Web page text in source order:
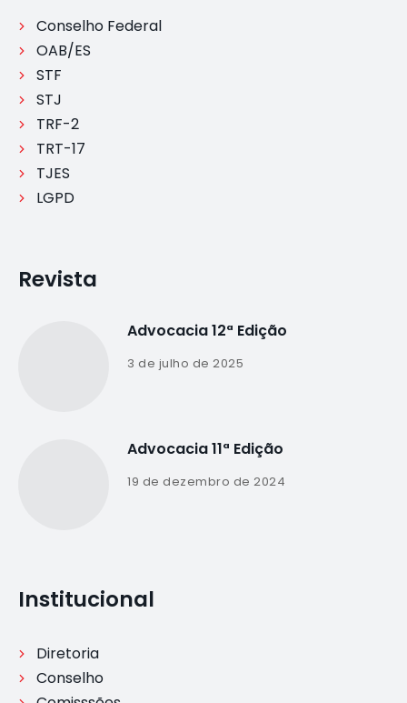
Conselho Federal
OAB/ES
STF
STJ
TRF-2
TRT-17
TJES
LGPD
Revista
Advocacia 12ª Edição
3 de julho de 2025
Advocacia 11ª Edição
19 de dezembro de 2024
Institucional
Diretoria
Conselho